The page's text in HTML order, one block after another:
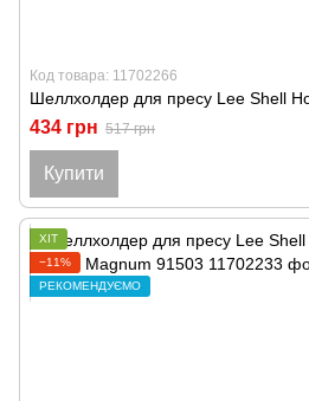
Код товара: 11702266
Шеллхолдер для пресу Lee Shell
434 грн 517 грн
Купити
ХІТ
−11%
РЕКОМЕНДУЄМО